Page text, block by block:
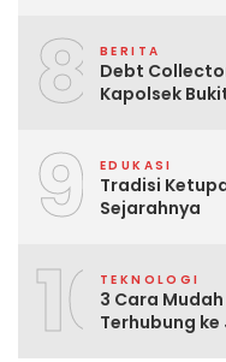
8 BERITA
Debt
Kapolsek
9 EDUKASI
Tradisi
Sejarahnya
10TEKNOLOGI
3 Cara
Terhubung ke